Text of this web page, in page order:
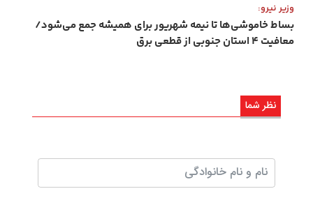
وزیر نیرو:
بساط خاموشی‌ها تا نیمه شهریور برای همیشه جمع می‌شود/
معافیت ۴ استان جنوبی از قطعی برق
نظر شما